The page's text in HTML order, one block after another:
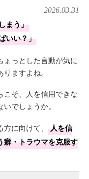
2026.03.31
まう」
いい？」
っとした言動が気に
ますよね。
こそ、人を信用できな
でしょうか。
に向けて、
人を信
癖・トラウマを克服す